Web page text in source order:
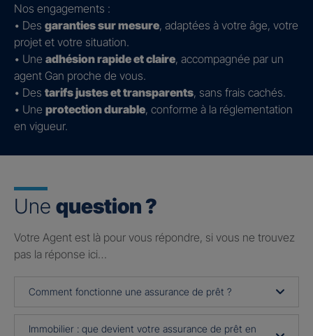
Nos engagements :
• Des garanties sur mesure, adaptées à votre âge, votre
projet et votre situation.
• Une adhésion rapide et claire, accompagnée par un
agent Gan proche de vous.
• Des tarifs justes et transparents, sans frais cachés.
• Une protection durable, conforme à la réglementation
en vigueur.
Une question ?
Votre Agent est là pour vous répondre, si vous ne trouvez
pas la réponse ici…
Comment fonctionne une assurance de prêt ?
Immobilier : que devient votre assurance de prêt en